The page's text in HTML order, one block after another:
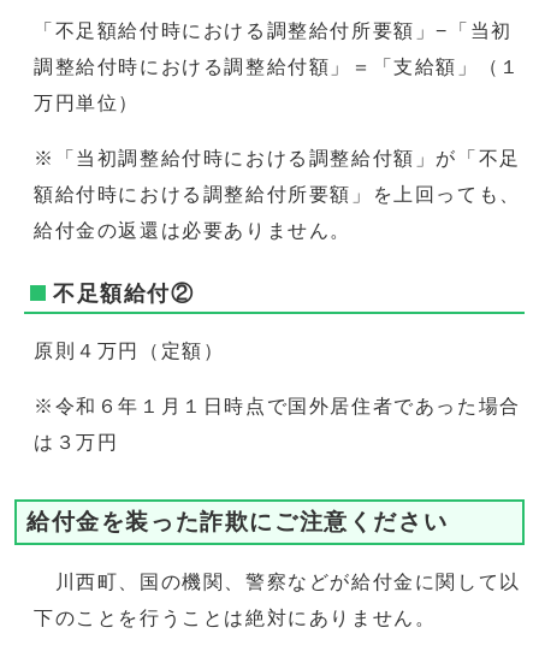
「不足額給付時における調整給付所要額」−「当初
調整給付時における調整給付額」＝「支給額」（１
万円単位）
※「当初調整給付時における調整給付額」が「不足
額給付時における調整給付所要額」を上回っても、
給付金の返還は必要ありません。
不足額給付②
原則４万円（定額）
※令和６年１月１日時点で国外居住者であった場合
は３万円
給付金を装った詐欺にご注意ください
川西町、国の機関、警察などが給付金に関して以
下のことを行うことは絶対にありません。